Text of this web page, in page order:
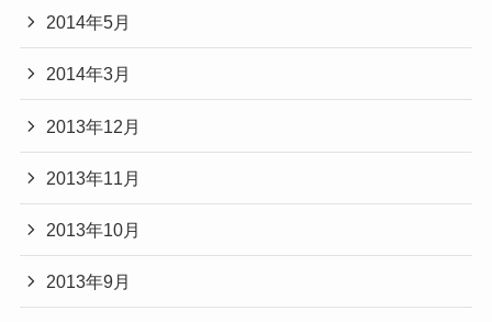
2014年5月
2014年3月
2013年12月
2013年11月
2013年10月
2013年9月